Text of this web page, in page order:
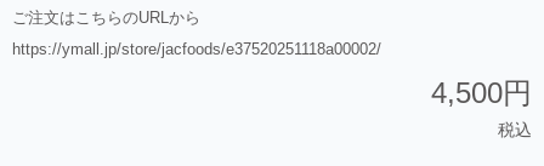
ご注文はこちらのURLから
https://ymall.jp/store/jacfoods/e37520251118a00002/
4,500円
税込